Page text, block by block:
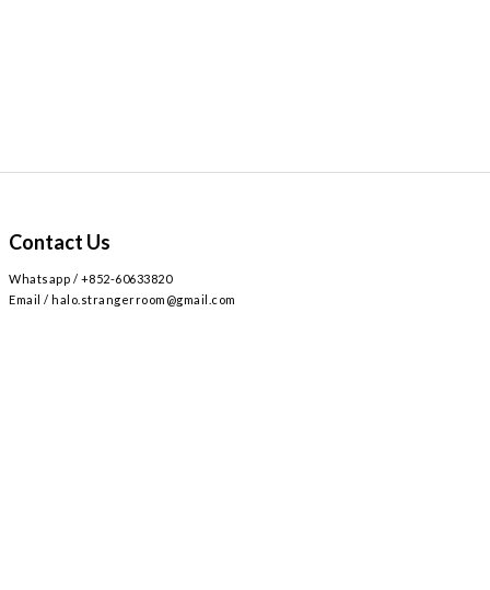
Contact Us
Whatsapp / +852-60633820
Email / halo.strangerroom@gmail.com